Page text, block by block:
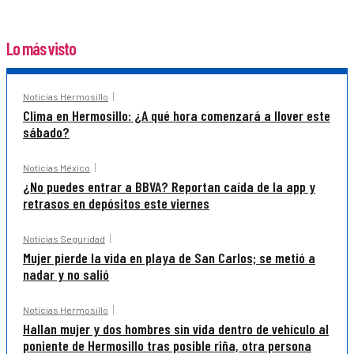
Lo más visto
Noticias Hermosillo
Clima en Hermosillo: ¿A qué hora comenzará a llover este
sábado?
Noticias México
¿No puedes entrar a BBVA? Reportan caída de la app y
retrasos en depósitos este viernes
Noticias Seguridad
Mujer pierde la vida en playa de San Carlos; se metió a
nadar y no salió
Noticias Hermosillo
Hallan mujer y dos hombres sin vida dentro de vehículo al
poniente de Hermosillo tras posible riña, otra persona